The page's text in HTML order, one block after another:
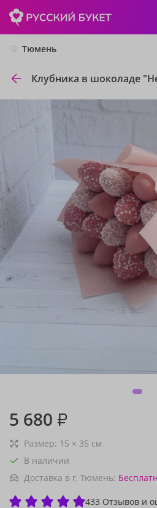
Тюмень
Клубника в шоколаде
5 680 ₽
Размер: 15 × 35 см
В наличии
Доставка в г. Тюмень:
433 Отзывов и